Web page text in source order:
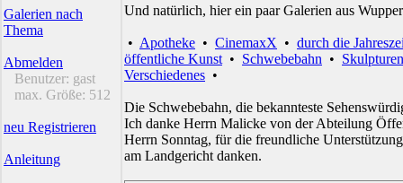
Galerien nach
Thema
Abmelden
Benutzer: gast
max. Größe: 512
neu Registrieren
Anleitung
Und natürlich, hier ein paar Galerien aus
• Apotheke • CinemaxX • durch die
öffentliche Kunst • Schwebebahn •
Verschiedenes •
Die Schwebebahn, die bekannteste
Ich danke Herrn Malicke von der Abteilung
Herrn Sonntag, für die freundliche
am Landgericht danken.